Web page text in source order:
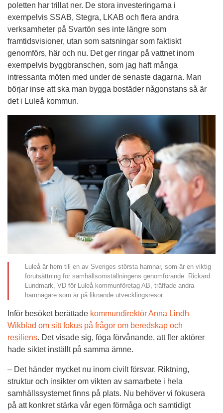
poletten har trillat ner. De stora investeringarna i
exempelvis SSAB, Stegra, LKAB och flera andra
verksamheter på Svartön ses inte längre som
framtidsvisioner, utan som satsningar som faktiskt
genomförs, här och nu. Det ger ringar på vattnet inom
exempelvis byggbranschen, som jag haft många
intressanta möten med under de senaste dagarna. Man
börjar inse att ska man bygga bostäder någonstans så är
det i Luleå kommun.
Luleå är hem till en av Sveriges största hamnar, som är en viktig
förutsättning för samhällsomställningens genomförande. Rickard
Lundmark, VD för Luleå kommunföretag AB, träffade andra
hamnägare som är på liknande utvecklingsresor.
Inför besöket berättade kommundirektör Anna Lindh
Wikblad om sitt fokus på frågor om beredskap och
resiliens. Det visade sig, föga förvånande, att fler aktörer
hade siktet inställt på samma ämne.
– Det händer mycket nu inom civilt försvar. Riktning,
struktur och insikter om vikten av samarbete i hela
samhällssystemet finns på plats. Nu behöver vi fokusera
på att konkret stärka vår egen förmåga och samtidigt